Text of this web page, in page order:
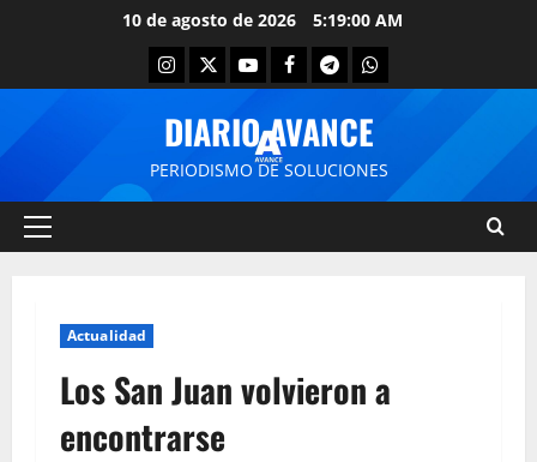
10 de agosto de 2026 5:19:00 AM
DIARIO AVANCE
PERIODISMO DE SOLUCIONES
Actualidad
Los San Juan volvieron a
encontrarse